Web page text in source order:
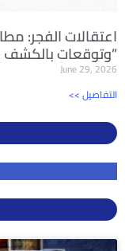
اعتقالات الفجر:
وتوقعات بالكشف عن “ملفات خطيرة”
June 29, 2026
<< التفاصيل